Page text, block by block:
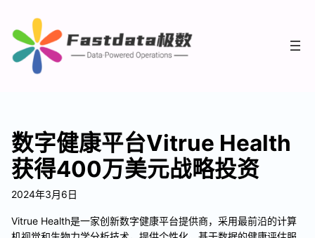
数字健康平台Vitrue Health
获得400万美元战略投资
2024年3月6日
Vitrue Health是一家创新数字健康平台提供商，采用最前沿的计算